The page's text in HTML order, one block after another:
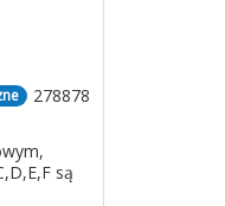
278878
są